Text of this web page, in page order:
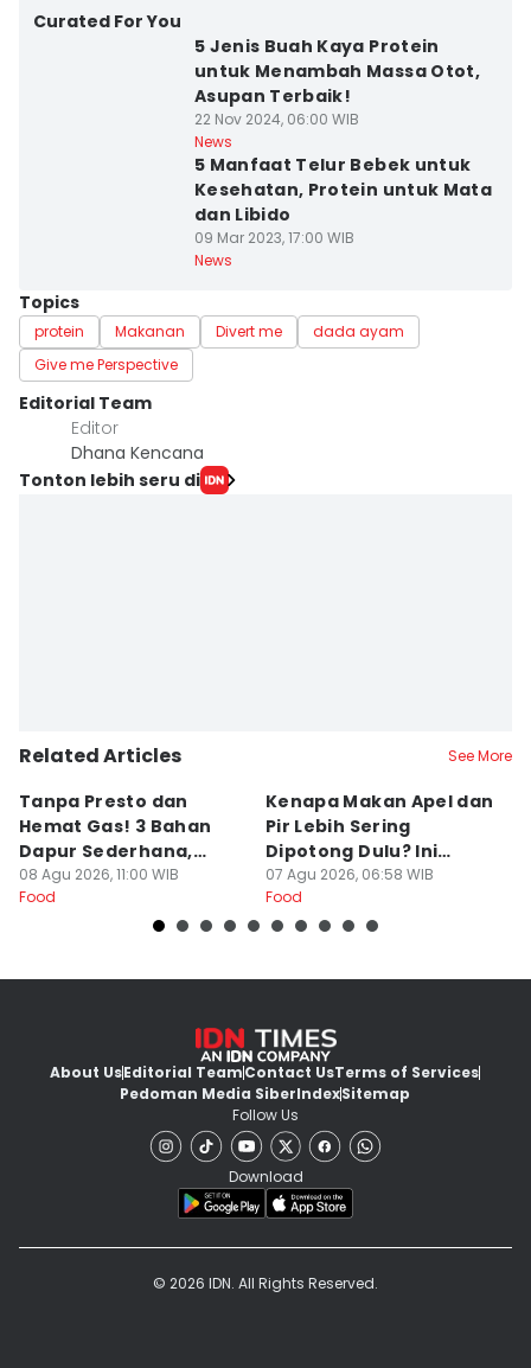
Curated For You
5 Jenis Buah Kaya Protein
untuk Menambah Massa Otot,
Asupan Terbaik!
22 Nov 2024, 06:00 WIB
News
5 Manfaat Telur Bebek untuk
Kesehatan, Protein untuk Mata
dan Libido
09 Mar 2023, 17:00 WIB
News
Topics
protein Makanan Divert me
dada ayam
Give me Perspective
Editorial Team
Editor
Dhana Kencana
Tonton lebih seru di
Related Articles See More
Tanpa Presto dan
Hemat Gas! 3 Bahan
Dapur Sederhana,
Daging Sapi Empuk
Dalam 15 Menit
08 Agu 2026, 11:00 WIB
Food
Kenapa Makan Apel dan
Pir Lebih Sering
Dipotong Dulu? Ini
Alasannya
07 Agu 2026, 06:58 WIB
Food
About UsEditorial TeamContact UsTerms of Services
Pedoman Media SiberIndexSitemap
Follow Us
Download
© 2026 IDN. All Rights Reserved.